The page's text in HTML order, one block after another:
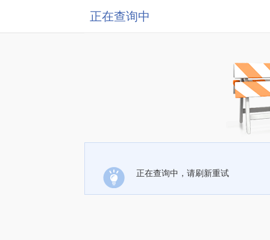
正在查询中
正在查询中，请刷新重试